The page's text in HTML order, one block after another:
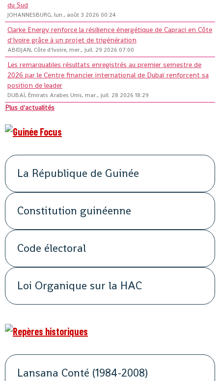
du Sud
JOHANNESBURG, lun., août 3 2026 00:24
Clarke Energy renforce la résilience énergétique de Capraci en Côte
d'Ivoire grâce à un projet de trigénération
ABIDJAN, Côte d'Ivoire, mer., juil. 29 2026 07:00
Les remarquables résultats enregistrés au premier semestre de
2026 par le Centre financier international de Dubaï renforcent sa
position de leader
DUBAÏ, Émirats Arabes Unis, mar., juil. 28 2026 18:29
Plus d'actualités
La République de Guinée
Constitution guinéenne
Code électoral
Loi Organique sur la HAC
Lansana Conté (1984-2008)